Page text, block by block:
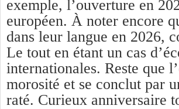
exemple, l’ouverture en
européen. À noter encore
dans leur langue en 2026,
Le tout en étant un cas
internationales. Reste que
morosité et se conclut par
raté. Curieux anniversaire